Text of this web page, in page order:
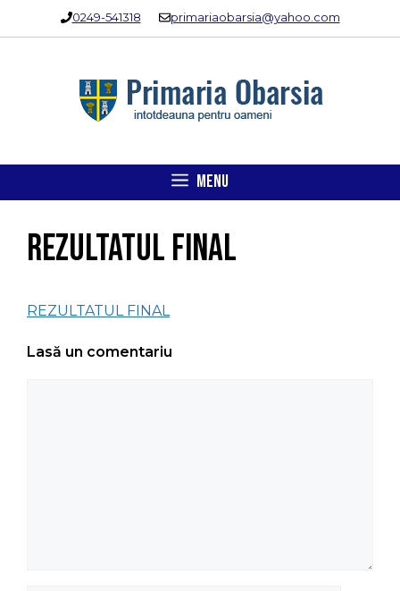
0249-541318 primariaobarsia@yahoo.com
MENU
REZULTATUL FINAL
REZULTATUL FINAL
Lasă un comentariu